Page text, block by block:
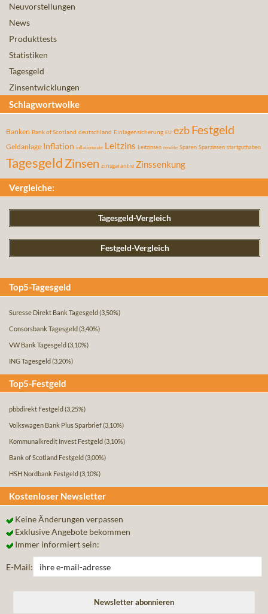
Neuvorstellungen
News
Produkttests
Statistiken
Tagesgeld
Zinsentwicklungen
Schlagwortwolke
Banken Bank of Scotland deutschland Einlagensicherung EU ezbFestgeld
Geldanlage Inflation inflationsrate Leitzins Leitzinsen rendite Sparen Sparzinsen startguthaben
Tagesgeld Zinsen zinsgarantie Zinssenkung
Vergleiche:
Tagesgeld-Vergleich
Festgeld-Vergleich
Top5-Tagesgeld
Suresse Direkt Bank Tagesgeld (3,50%)
Consorsbank Tagesgeld (3,40%)
VW Bank Tagesgeld (3,10%)
ING Tagesgeld (3,20%)
Top5-Festgeld
pbbdirekt Festgeld (3,25%)
Volkswagen Bank Plus Sparbrief(3,10%)
Kommunalkredit Invest Festgeld (3,10%)
Bank of Scotland Festgeld (3,00%)
HSH Nordbank Festgeld (3,10%)
Kostenloser Newsletter
Keine Änderungen verpassen
Exklusive Angebote bekommen
Immer informiert sein:
E-Mail: